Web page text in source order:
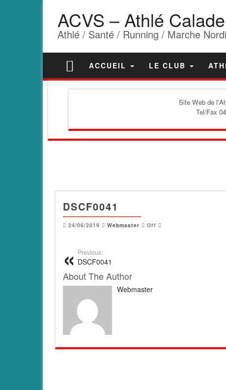
ACVS – Athlé
Athlé / Santé / Running / Marche
ACCUEIL LE CLUB
Site Web de
Tel/Fax
DSCF0041
24/06/2019 Webmaster Off
Previous:
DSCF0041
About The Author
Webmaster